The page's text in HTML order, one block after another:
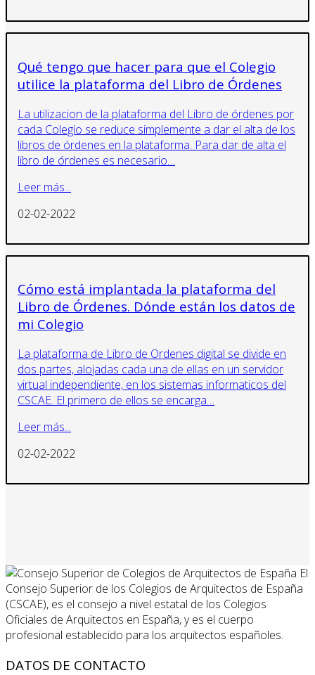
Qué tengo que hacer para que el Colegio
utilice la plataforma del Libro de Órdenes
La utilizacion de la plataforma del Libro de órdenes por
cada Colegio se reduce simplemente a dar el alta de los
libros de órdenes en la plataforma. Para dar de alta el
libro de órdenes es necesario…
Leer más...
02-02-2022
Cómo está implantada la plataforma del
Libro de Órdenes. Dónde están los datos de
mi Colegio
La plataforma de Libro de Ordenes digital se divide en
dos partes, alojadas cada una de ellas en un servidor
virtual independiente, en los sistemas informaticos del
CSCAE. El primero de ellos se encarga…
Leer más...
02-02-2022
El
Consejo Superior de los Colegios de Arquitectos de España
(CSCAE), es el consejo a nivel estatal de los Colegios
Oficiales de Arquitectos en España, y es el cuerpo
profesional establecido para los arquitectos españoles.
DATOS DE CONTACTO